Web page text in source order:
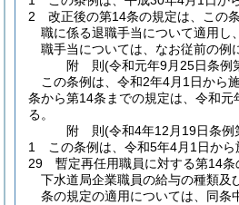
2
改正後の第14条の規定は、この
職に係る退職手当について適用し
職手当については、なお従前の例
附 則(令和元年9月25日条例
この条例は、令和2年4月1日から施
条から第14条までの規定は、令和元
る。
附 則(令和4年12月19日条例
1
この条例は、令和5年4月1日から
29
暫定再任用職員に対する第14
下水道局企業職員の給与の種類及
条の規定の適用については、同条